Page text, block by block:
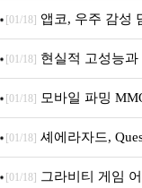
니터·스마트 펫 침대
[01/18] 앱코, 우주 감성
브랜드데이 기획전 진
[01/18] 현실적 고성능과
M.2 NVMe 디앤디컴
[01/18] 모바일 파밍
[01/18] 셰에라자드,
내 정식 출시
[01/18] 그라비티 게임